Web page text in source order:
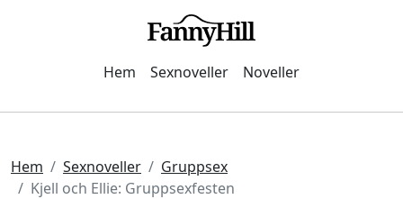
Hem Sexnoveller Noveller
Hem Sexnoveller
Gruppsex
Kjell och Ellie: Gruppsexfesten